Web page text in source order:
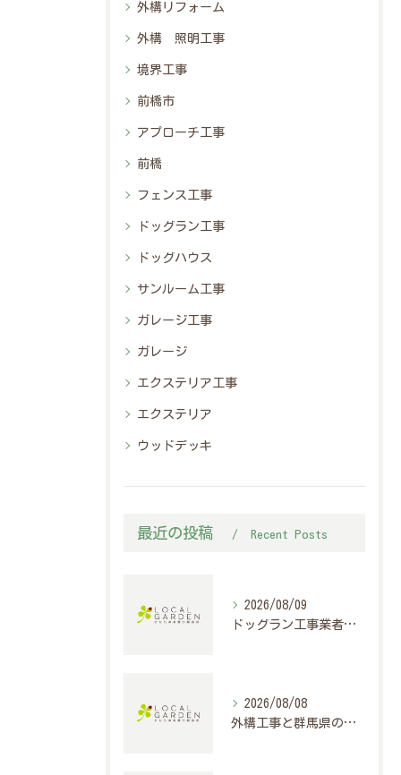
外構リフォーム
外構 照明工事
境界工事
前橋市
アプローチ工事
前橋
フェンス工事
ドッグラン工事
ドッグハウス
サンルーム工事
ガレージ工事
ガレージ
エクステリア工事
エクステリア
ウッドデッキ
最近の投稿 Recent Posts
2026/08/09
ドッグラン工事業者選びで家族と愛犬が安心できる群馬県前橋市の外構づくりポイント
2026/08/08
外構工事と群馬県の住宅にAIを活用した使い方と注意点徹底ガイド